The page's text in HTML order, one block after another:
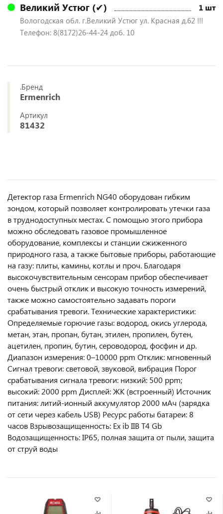
Великий Устюг (✔) 1 шт
Вологодская обл. г.Великий Устюг ул. Красная д.62 !!!
Телефон: 8(8172)26-44-24 доб. 10
.Бренд
Ermenrich
Артикул
81432
Детектор газа Ermenrich NG40 оборудован гибким
зондом, который позволяет контролировать утечки газа
в труднодоступных местах. С помощью этого прибора
можно обследовать газовое промышленное
оборудование, комплексы и станции сжиженного
природного газа, а также бытовые приборы, работающие
на газу: плиты, камины, котлы и проч. Благодаря
высокочувствительным сенсорам прибор обеспечивает
очень быстрый отклик и высокую точность измерений,
также можно самостоятельно задавать пороги
срабатывания тревоги. Технические характеристики:
Определяемые горючие газы: водород, окись углерода,
метан, этан, пропан, бутан, этилен, пропилен, бутен,
ацетилен, пропин, бутин, сероводород, фосфин и др.
Диапазон измерения: 0–10000 ppm Отклик: мгновенный
Сигнал тревоги: световой, звуковой, вибрация Порог
срабатывания сигнала тревоги: низкий: 500 ppm;
высокий: 2000 ppm Дисплей: ЖК (встроенный) Источник
питания: литий-ионный аккумулятор 2000 мАч (зарядка
от сети через кабель USB) Ресурс работы батареи: 8
часов Взрывозащищенность: Ex ib IIB T4 Gb
Водозащищенность: IP65, полная защита от пыли, защита
от струй воды